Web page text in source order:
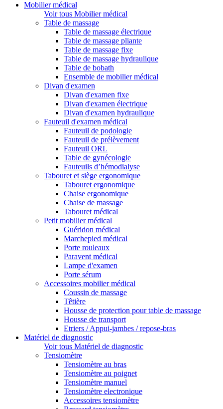
Mobilier médical
Voir tous Mobilier médical
Table de massage
Table de massage électrique
Table de massage pliante
Table de massage fixe
Table de massage hydraulique
Table de bobath
Ensemble de mobilier médical
Divan d'examen
Divan d'examen fixe
Divan d'examen électrique
Divan d'examen hydraulique
Fauteuil d'examen médical
Fauteuil de podologie
Fauteuil de prélèvement
Fauteuil ORL
Table de gynécologie
Fauteuils d’hémodialyse
Tabouret et siège ergonomique
Tabouret ergonomique
Chaise ergonomique
Chaise de massage
Tabouret médical
Petit mobilier médical
Guéridon médical
Marchepied médical
Porte rouleaux
Paravent médical
Lampe d'examen
Porte sérum
Accessoires mobilier médical
Coussin de massage
Têtière
Housse de protection pour table de massage
Housse de transport
Etriers / Appui-jambes / repose-bras
Matériel de diagnostic
Voir tous Matériel de diagnostic
Tensiomètre
Tensiomètre au bras
Tensiomètre au poignet
Tensiomètre manuel
Tensiomètre electronique
Accessoires tensiomètre